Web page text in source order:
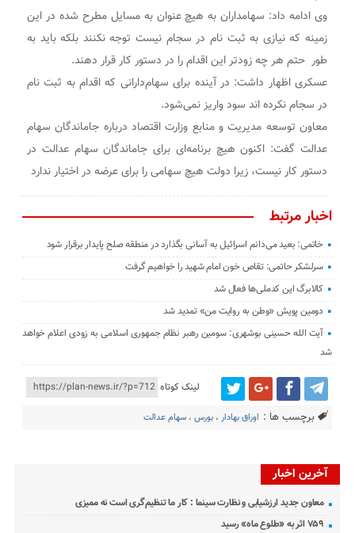
وی ادامه داد: سهامداران به هیچ عنوان به مسایل مطرح شده در این
زمینه که نیازی به ثبت نام در سجام نیست توجه نکنند بلکه باید به
طور حتم هر چه زودتر این اقدام را در دستور کار قرار دهند.
عسکری اظهار داشت: در آینده برای سهام‌دارانی که اقدام به ثبت نام
در سجام نکرده اند سود واریز نمی‌شود.
معاون توسعه مدیریت و منابع وزارت اقتصاد درباره جاماندگان سهام
عدالت گفت: اکنون هیچ برنامه‌ای برای جاماندگان سهام عدالت در
دستور کار نیست، زیرا دولت هیچ سهامی را برای عرضه در اختیار ندارد
اخبار مرتبط
خاتمی: بعید می‌دانم اسرائیل به آسانی بگذارد در منطقه صلح پایدار برقرار شود
سرلشکر حاتمی: تقاص خون امام شهید را خواهیم گرفت
کالابرگ این کدملی‌ها فعال شد
دومین پویش «وطن به روایت من» تمدید شد
آیت الله حسینی بوشهری: سومین رهبر نظام جمهوری اسلامی به زودی اعلام خواهد
شد
لینک کوتاه
برچسب ها : اوراق بهادار ،بورس ،سهام عدالت
آخرین اخبار
معاون جدید ارزشیابی و نظارت سینما : کار ما تنظیم‌گری است نه ممیزی
۷۵۹ اثر به «طلوع ماه» رسید